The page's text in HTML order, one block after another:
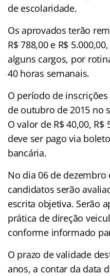
de escolaridade.
Os aprovados terão
R$ 788,00 e R$
alguns cargos, por
40 horas semanais.
O período de
de outubro de 2015 no
O valor de R$ 40,00, R$
deve ser pago via
bancária.
No dia 06 de dezembro
candidatos serão
escrita objetiva. Serão
prática de direção
conforme informado
O prazo de validade
anos, a contar da data